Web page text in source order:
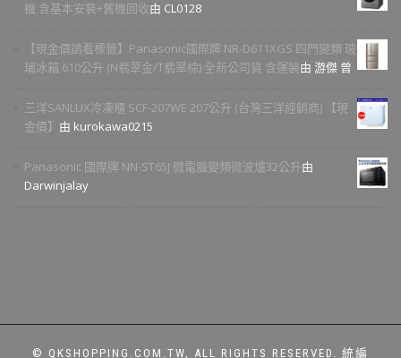
機 含基本安裝+舊機回收由 CL0128
【現金價請看標籤】Panasonic國際牌 NR-D611XGS 四門變頻 玻
璃冰箱 610公升 (N翡翠金/T翡翠棕) 全新公司貨 含運裝由 游傑 曾
三洋SANLUX冷凍櫃 SCF-207WE 207公升 (台灣三洋經銷商) 【現
金價】 由 kurokawa0215
Panasonic 國際牌 NN-ST65J 微電腦變頻微波爐32公升由
Darwinjalay
© QKSHOPPING.COM.TW, ALL RIGHTS RESERVED. 統編